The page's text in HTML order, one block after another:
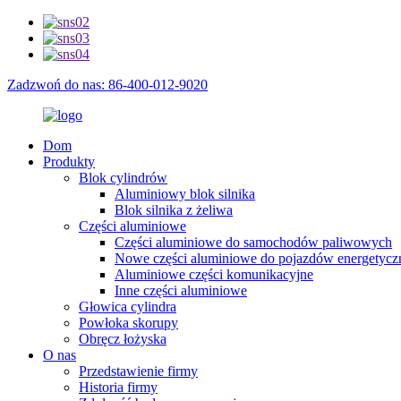
Zadzwoń do nas: 86-400-012-9020
Dom
Produkty
Blok cylindrów
Aluminiowy blok silnika
Blok silnika z żeliwa
Części aluminiowe
Części aluminiowe do samochodów paliwowych
Nowe części aluminiowe do pojazdów
Aluminiowe części komunikacyjne
Inne części aluminiowe
Głowica cylindra
Powłoka skorupy
Obręcz łożyska
O nas
Przedstawienie firmy
Historia firmy